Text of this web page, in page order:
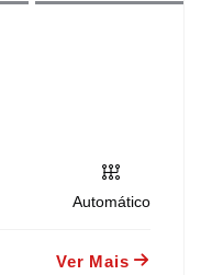
Automático
Ver Mais